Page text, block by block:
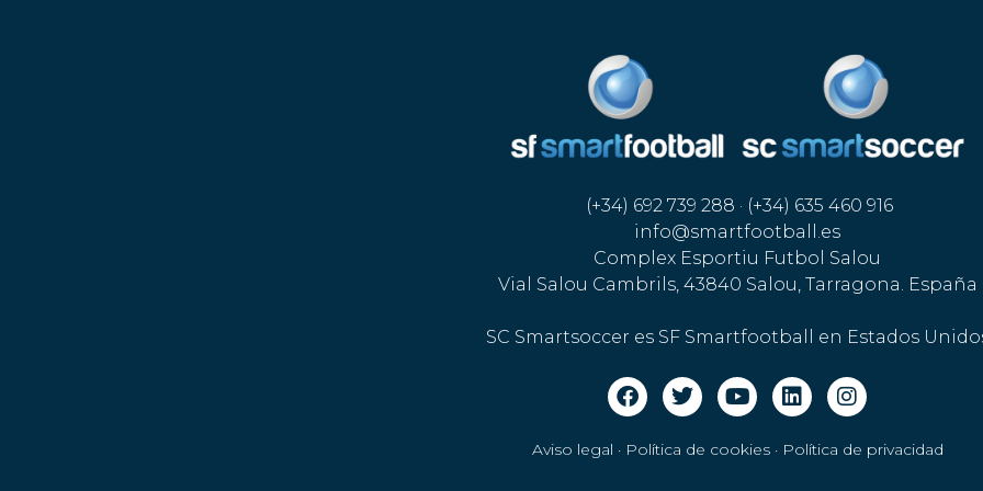
(+34) 692 739 288 · (+34) 635 460 916
info@smartfootball.es
Complex Esportiu Futbol Salou
Vial Salou Cambrils, 43840 Salou, Tarragona. España
SC Smartsoccer es SF Smartfootball en Estados
Aviso legal · Política de cookies· Política de privacidad